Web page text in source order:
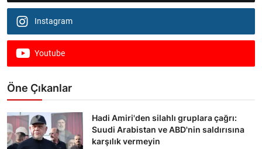
Instagram
Youtube
Öne Çıkanlar
Hadi Amiri'den silahlı gruplara çağrı:
Suudi Arabistan ve ABD'nin saldırısına
karşılık vermeyin